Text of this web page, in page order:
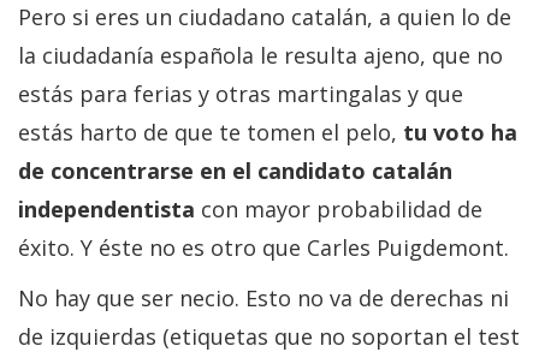
Pero si eres un ciudadano catalán, a quien lo de
la ciudadanía española le resulta ajeno, que no
estás para ferias y otras martingalas y que
estás harto de que te tomen el pelo, tu voto ha
de concentrarse en el candidato catalán
independentista con mayor probabilidad de
éxito. Y éste no es otro que Carles Puigdemont.
No hay que ser necio. Esto no va de derechas ni
de izquierdas (etiquetas que no soportan el test